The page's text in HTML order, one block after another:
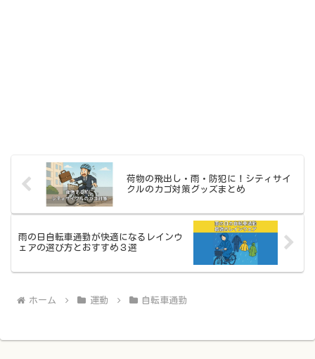
荷物の飛出し・雨・防犯に！シティサイ
クルのカゴ対策グッズまとめ
雨の日自転車通勤が快適になるレインウ
ェアの選び方とおすすめ３選
ホーム 運動 自転車通勤